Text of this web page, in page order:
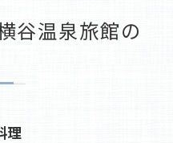
谷温泉旅館の
理